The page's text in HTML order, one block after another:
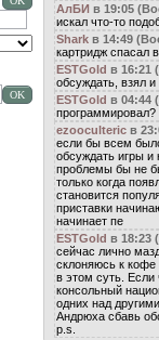
АлБИ в 19:05
искал что-то
Shark в 14:49
картридж спасал
ESTGold в 16:21
обсуждать, взял
ESTGold в 04:44
программировал?
ezooculteric в
если бы всем
обсуждать игры и
проблемы бы не
только когда
становится
приставки
начинает пе
ESTGold в 18:23
сейчас лично
склоняюсь к
в этом суть. Если
консольный
одних над
Андрюха сбавь
p.s.